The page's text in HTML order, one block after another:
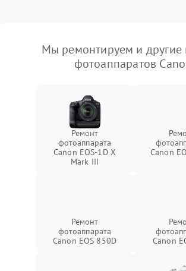
Мы ремонтируем и другие
фотоаппаратов
Ремонт
фотоаппарата
Canon EOS‑1D X
Mark III
Canon
Ремонт
фотоаппарата
Canon EOS 850D
Canon